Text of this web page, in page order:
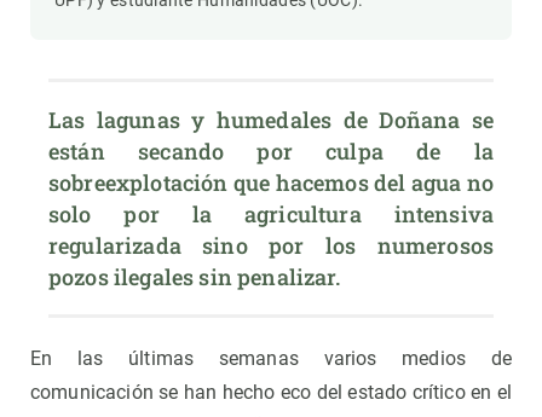
Las lagunas y humedales de Doñana se
están secando por culpa de la
sobreexplotación que hacemos del agua no
solo por la agricultura intensiva
regularizada sino por los numerosos
pozos ilegales sin penalizar.
En las últimas semanas varios medios de
comunicación se han hecho eco del estado crítico en el